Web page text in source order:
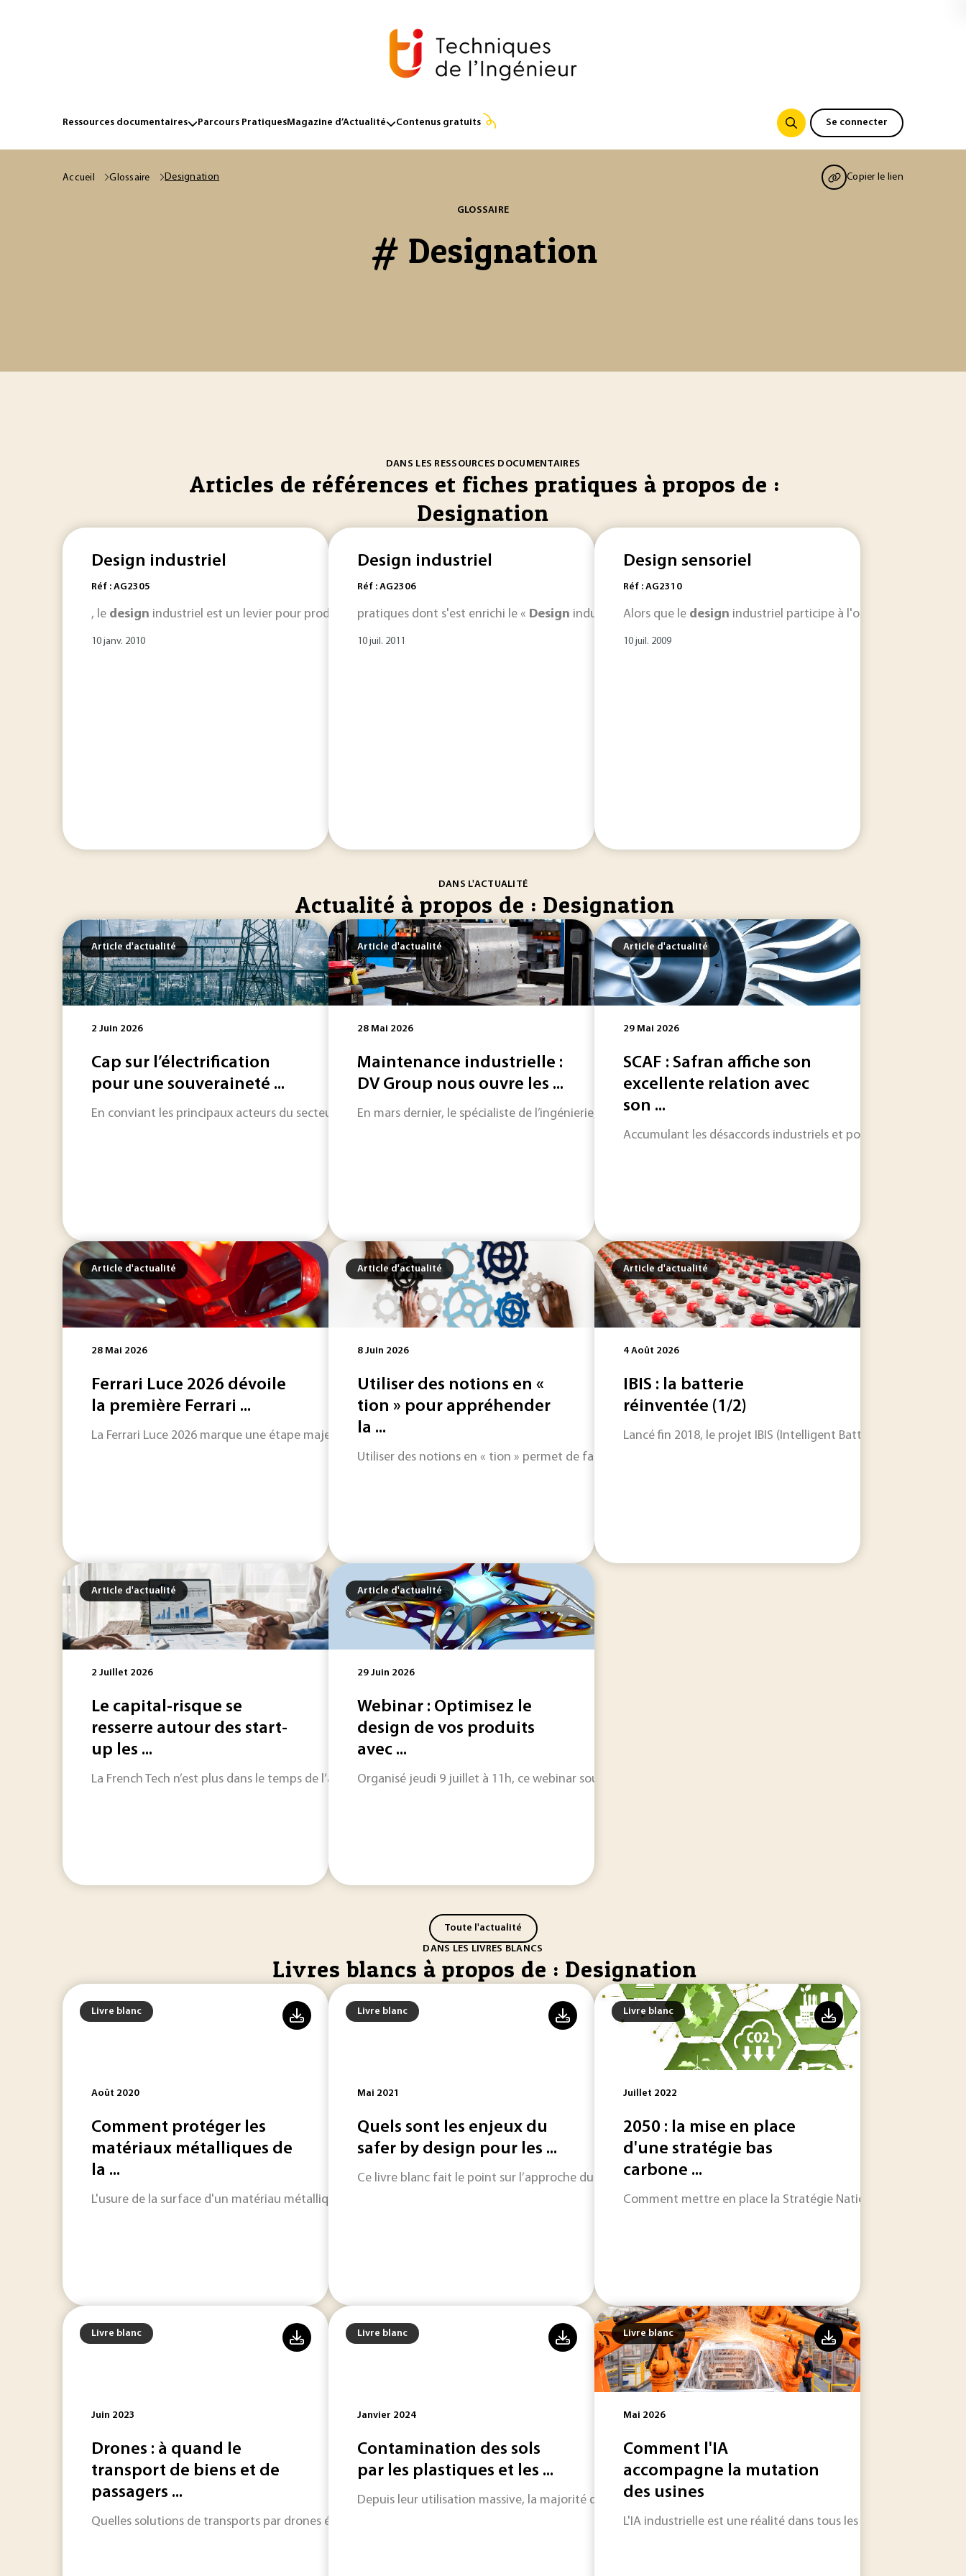
Ressources documentaires Parcours PratiquesMagazine d’Actualité Contenus gratuits Se connecter
Accueil Glossaire Designation Copier le lien
GLOSSAIRE
# Designation
DANS LES RESSOURCES DOCUMENTAIRES
Articles de références et fiches pratiques à propos de :
Designation
Design industriel
Réf : AG2305
, le design industriel est un levier pour produire des produits plus compétitifs, respectueux... Dans cet article, seront détaillés les champs d'activité du
10 janv. 2010
Design industriel
Réf : AG2306
pratiques dont s'est enrichi le « Design industriel ». Par ailleurs, les enjeux planétaires... professionnelles
10 juil. 2011
Design sensoriel
Réf : AG2310
Alors que le design industriel participe à l'obtention d'un
10 juil. 2009
DANS L'ACTUALITÉ
Actualité à propos de : Designation
Article d'actualité
2 Juin 2026
Cap sur l’électrification
pour une souveraineté ...
En conviant les principaux acteurs du secteur énergétique à l’Élysée, le Président de la République a affiché sa volonté d’accélérer l’électrification de la...
Article d'actualité
28 Mai 2026
Maintenance industrielle :
DV Group nous ouvre les ...
En mars dernier, le spécialiste de l’ingénierie, du contrôle et de la maintenance industrielle, DV Group, nous a
Article d'actualité
29 Mai 2026
SCAF : Safran affiche son
excellente relation avec
son ...
Accumulant les désaccords industriels et politiques, le projet
Article d'actualité
28 Mai 2026
Ferrari Luce 2026 dévoile
la première Ferrari ...
La Ferrari Luce 2026 marque une étape majeure dans l’histoire du constructeur italien. Ce premier modèle 100 % électrique associe rupture technologique,
Article d'actualité
8 Juin 2026
Utiliser des notions en «
tion » pour appréhender
la ...
Utiliser des notions en « tion » permet de faciliter l’appréhension des aspects intrinsèque et extrinsèque de la
Article d'actualité
4 Août 2026
IBIS : la batterie
réinventée (1/2)
Lancé fin 2018, le projet IBIS (Intelligent Battery Integrated
Article d'actualité
2 Juillet 2026
Le capital-risque se
resserre autour des start-
up les ...
La French Tech n’est plus dans le temps de l’abondance. Les start-up les plus solides continuent d’attirer les capitaux, tandis que les autres doivent prouver...
Article d'actualité
29 Juin 2026
Webinar : Optimisez le
design de vos produits
avec ...
Organisé jeudi 9 juillet à 11h, ce webinar souligne l'importance d'une conception optimisant les performances
Toute l'actualité
DANS LES LIVRES BLANCS
Livres blancs à propos de : Designation
Livre blanc
Août 2020
Comment protéger les
matériaux métalliques de
la ...
L'usure de la surface d'un matériau métallique à cause du frottement et de la corrosion est difficile à prévoir.
Livre blanc
Mai 2021
Quels sont les enjeux du
safer by design pour les ...
Ce livre blanc fait le point sur l’approche du safer by design et son application aux nanotechnologies.
Livre blanc
Juillet 2022
2050 : la mise en place
d'une stratégie bas
carbone ...
Comment mettre en place la Stratégie Nationale Bas Carbone
Livre blanc
Juin 2023
Drones : à quand le
transport de biens et de
passagers ...
Quelles solutions de transports par drones émergent dans l'U-Space, pour décongestionner les villes européennes ?
Livre blanc
Janvier 2024
Contamination des sols
par les plastiques et les ...
Depuis leur utilisation massive, la majorité des déchets plastiques produits composés de polymères et
Livre blanc
Mai 2026
Comment l'IA
accompagne la mutation
des usines
L'IA industrielle est une réalité dans tous les secteurs d'activité.